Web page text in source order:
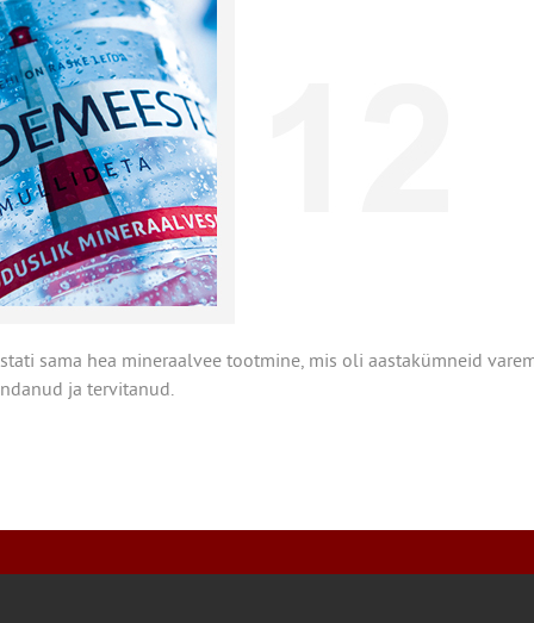
sama hea mineraalvee tootmine, mis oli aastakümneid
ja tervitanud.